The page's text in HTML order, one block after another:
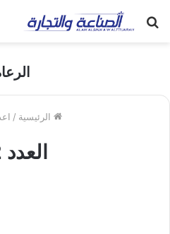
الرئيسية /
العدد 42